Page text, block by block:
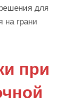
для
на грани
при